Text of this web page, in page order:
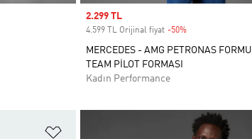
Sale price
2.299 TL
4.599 TL Orijinal fiyat -50%
MERCEDES - AMG PETRONAS
TEAM PİLOT FORMASI
Kadın Performance